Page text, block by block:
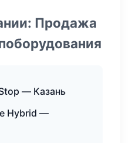
Продажа
— Казань
Hybrid —